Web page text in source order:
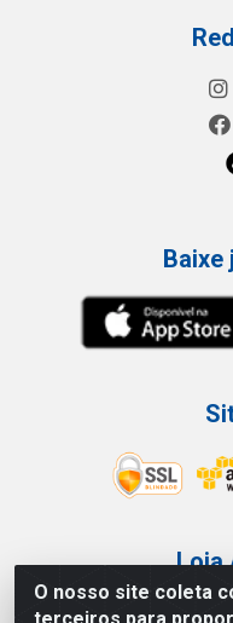
O nosso site coleta
Baixe
Loja